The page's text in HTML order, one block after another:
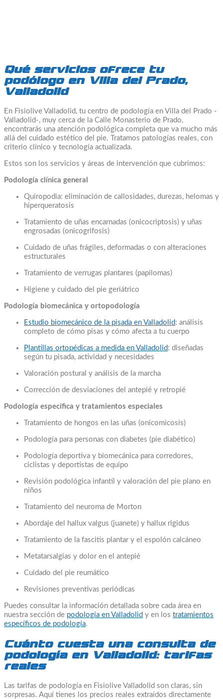
Qué servicios ofrece tu
podólogo en Villa del Prado,
Valladolid
En Fisiolive Valladolid, tu centro de podología en Villa del Prado -
Valladolid-, muy cerca de la Calle Monasterio de Prado,
encontrarás una atención podológica completa que va mucho más
allá del cuidado estético del pie. Tratamos patologías reales, con
criterio clínico y tecnología actualizada.
Estos son los servicios y áreas de intervención que cubrimos:
Podología clínica general
Quiropodia: eliminación de callosidades, durezas, helomas y
hiperqueratosis
Tratamiento de uñas encarnadas (onicocriptosis) y uñas
engrosadas (onicogrifosis)
Cuidado de uñas frágiles, deformadas o con alteraciones
estructurales
Tratamiento de verrugas plantares (papilomas)
Higiene y cuidado del pie geriátrico
Podología biomecánica y ortopodología
Estudio biomecánico de la pisada en Valladolid : análisis
completo de cómo pisas y cómo afecta a tu cuerpo
Plantillas ortopédicas a medida en Valladolid : diseñadas
según tu pisada, actividad y necesidades
Valoración postural y análisis de la marcha
Corrección de desviaciones del antepié y retropié
Podología específica y tratamientos especiales
Tratamiento de hongos en las uñas (onicomicosis)
Podología para personas con diabetes (pie diabético)
Podología deportiva y biomecánica para corredores,
ciclistas y deportistas de equipo
Revisión podológica infantil y valoración del pie plano en
niños
Tratamiento del neuroma de Morton
Abordaje del hallux valgus (juanete) y hallux rigidus
Tratamiento de la fascitis plantar y el espolón calcáneo
Metatarsalgias y dolor en el antepié
Cuidado del pie reumático
Revisiones preventivas periódicas
Puedes consultar la información detallada sobre cada área en
nuestra sección de podología en Valladolid y en los tratamientos
específicos de podología.
Cuánto cuesta una consulta de
podología en Valladolid: tarifas
reales
Las tarifas de podología en Fisiolive Valladolid son claras, sin
sorpresas. Aquí tienes los precios reales extraídos directamente